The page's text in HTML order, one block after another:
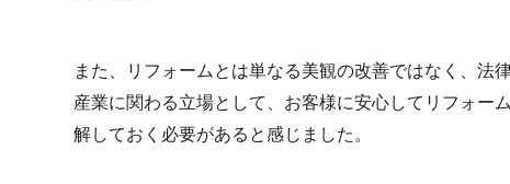
また、リフォームとは単なる美観の改善ではなく、法
産業に関わる立場として、お客様に安心してリフォー
解しておく必要があると感じました。